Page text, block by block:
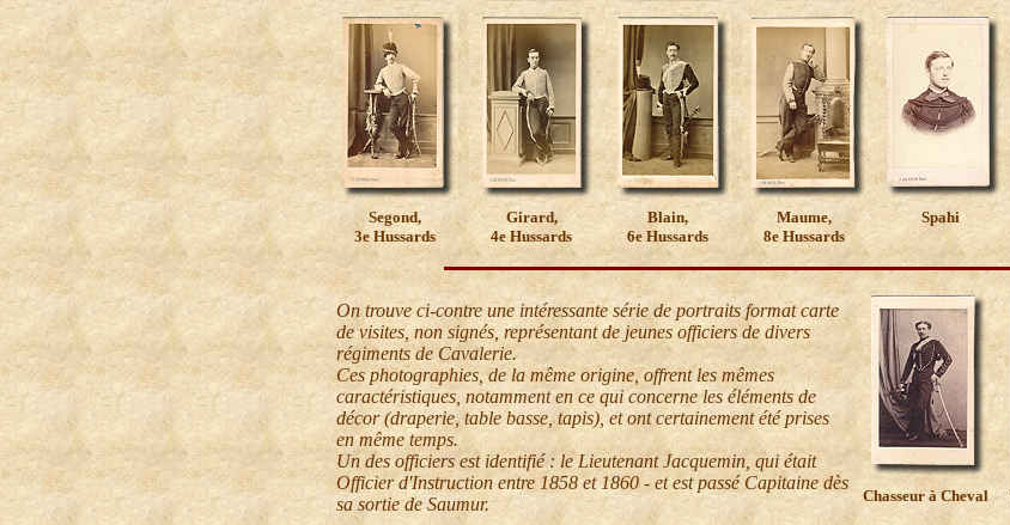
Segond,
3e Hussards
Girard,
4e Hussards
Blain,
6e Hussards
Maume,
8e Hussards
Spahi
On trouve ci-contre une intéressante série de portraits format carte
de visites, non signés, représentant de jeunes officiers de divers
régiments de Cavalerie.
Ces photographies, de la même origine, offrent les mêmes
caractéristiques, notamment en ce qui concerne les éléments de
décor (draperie, table basse, tapis), et ont certainement été prises
en même temps.
Un des officiers est identifié : le Lieutenant Jacquemin, qui était
Officier d'Instruction entre 1858 et 1860 - et est passé Capitaine dès
sa sortie de Saumur.
Chasseur à Cheval